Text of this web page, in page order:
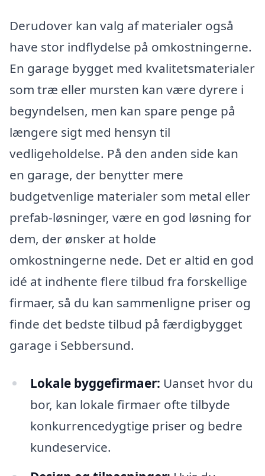
Derudover kan valg af materialer også
have stor indflydelse på omkostningerne.
En garage bygget med kvalitetsmaterialer
som træ eller mursten kan være dyrere i
begyndelsen, men kan spare penge på
længere sigt med hensyn til
vedligeholdelse. På den anden side kan
en garage, der benytter mere
budgetvenlige materialer som metal eller
prefab-løsninger, være en god løsning for
dem, der ønsker at holde
omkostningerne nede. Det er altid en god
idé at indhente flere tilbud fra forskellige
firmaer, så du kan sammenligne priser og
finde det bedste tilbud på færdigbygget
garage i Sebbersund.
Lokale byggefirmaer: Uanset hvor du
bor, kan lokale firmaer ofte tilbyde
konkurrencedygtige priser og bedre
kundeservice.